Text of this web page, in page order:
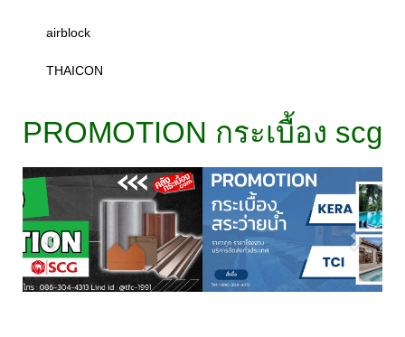
airblock
THAICON
PROMOTION กระเบื้อง scg